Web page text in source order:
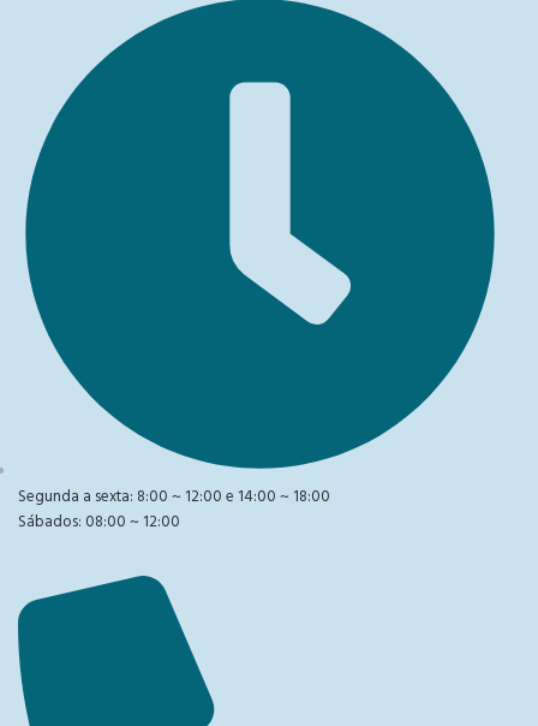
Segunda a sexta: 8:00 ~ 12:00 e 14:00 ~ 18:00
Sábados: 08:00 ~ 12:00